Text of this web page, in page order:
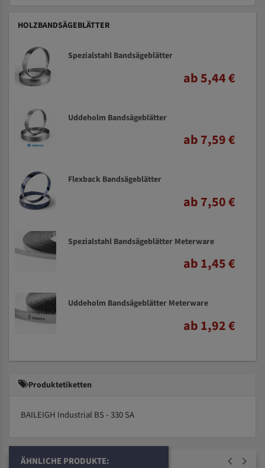
HOLZBANDSÄGEBLÄTTER
Spezialstahl Bandsägeblätter
ab 5,44 €
Uddeholm Bandsägeblätter
ab 7,59 €
Flexback Bandsägeblätter
ab 7,50 €
Spezialstahl Bandsägeblätter Meterware
ab 1,45 €
Uddeholm Bandsägeblätter Meterware
ab 1,92 €
Produktetiketten
BAILEIGH Industrial BS - 330 SA
ÄHNLICHE PRODUKTE: